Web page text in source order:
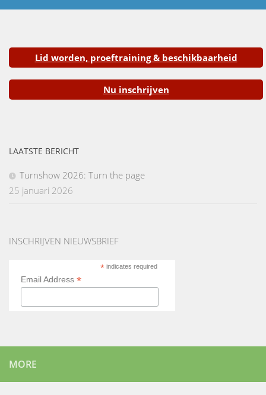
Lid worden, proeftraining & beschikbaarheid
Nu inschrijven
LAATSTE BERICHT
Turnshow 2026: Turn the page
25 januari 2026
INSCHRIJVEN NIEUWSBRIEF
* indicates required
Email Address *
MORE